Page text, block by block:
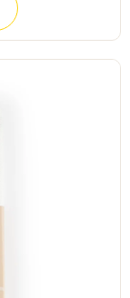
STRÖCK